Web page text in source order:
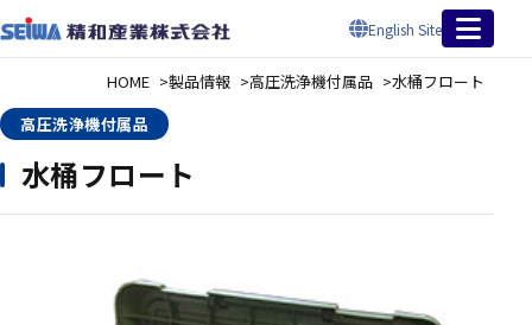
English Site
HOME 製品情報 高圧洗浄機付属品
水桶フロート
高圧洗浄機付属品
水桶フロート